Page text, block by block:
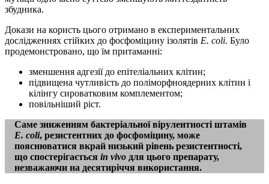
збудника.
Докази на користь цього отримано в експериментальних
дослідженнях стійких до фосфоміцину ізолятів E. coli. Було
продемонстровано, що їм притаманні:
зменшення адгезії до епітеліальних клітин;
підвищена чутливість до поліморфноядерних клітин і
кілінгу сироватковим комплементом;
повільніший ріст.
Саме зниженням бактеріальної вірулентності штамів
E. coli, резистентних до фосфоміцину, може
пояснюватися вкрай низький рівень резистентності,
що спостерігається in vivo для цього препарату,
незважаючи на десятиріччя використання.